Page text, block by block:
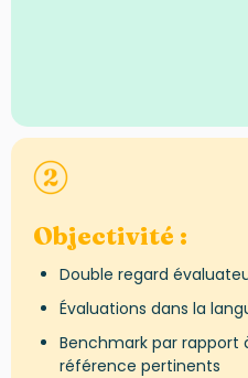
Objectivité :
Double regard
Évaluations dans la
Benchmark par rapport
référence pertinents